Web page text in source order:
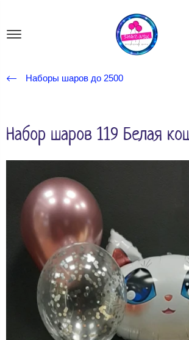
Наборы шаров до 2500
Набор шаров 119 Белая